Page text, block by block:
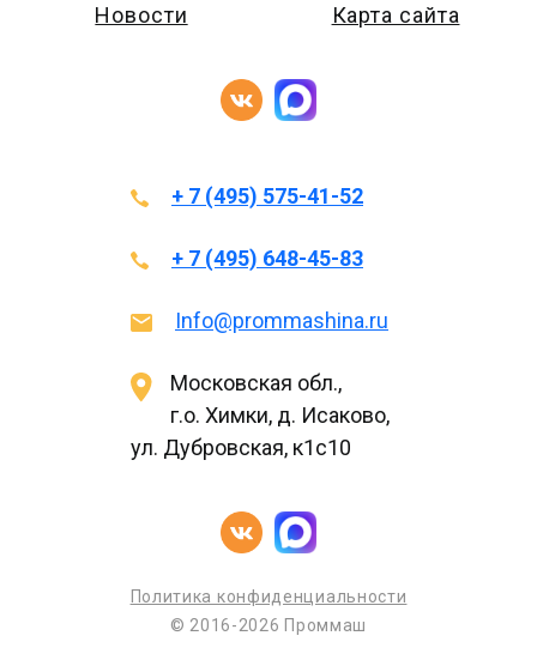
Новости
Карта сайта
+ 7 (495) 575-41-52
+ 7 (495) 648-45-83
Info@prommashina.ru
Московская обл.,
г.о. Химки, д. Исаково,
ул. Дубровская, к1с10
Политика конфиденциальности
© 2016-2026 Проммаш